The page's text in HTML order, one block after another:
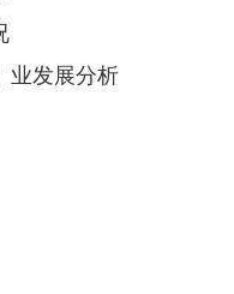
发展分析